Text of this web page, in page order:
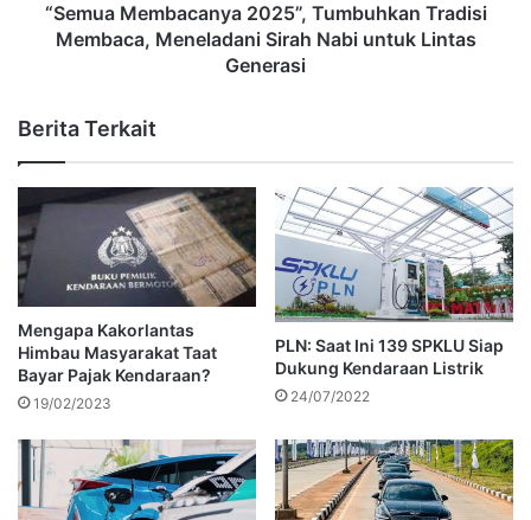
“Semua Membacanya 2025”, Tumbuhkan Tradisi
Membaca, Meneladani Sirah Nabi untuk Lintas
Generasi
Berita Terkait
Mengapa Kakorlantas
Himbau Masyarakat Taat
Bayar Pajak Kendaraan?
19/02/2023
PLN: Saat Ini 139 SPKLU Siap
Dukung Kendaraan Listrik
24/07/2022